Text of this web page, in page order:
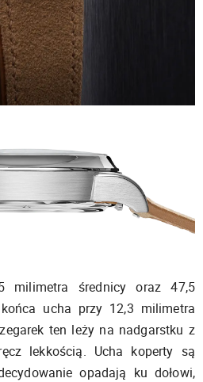
milimetra średnicy oraz 47,5
ucha przy 12,3 milimetra
ten leży na nadgarstku z
lekkością. Ucha koperty są
opadają ku dołowi,